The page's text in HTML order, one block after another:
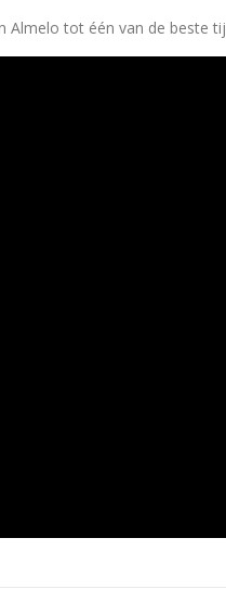
tot één van de beste